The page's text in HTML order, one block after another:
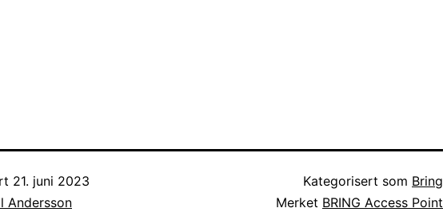
21. juni 2023
Andersson
Kategorisert som Bring
Merket BRING Access Point